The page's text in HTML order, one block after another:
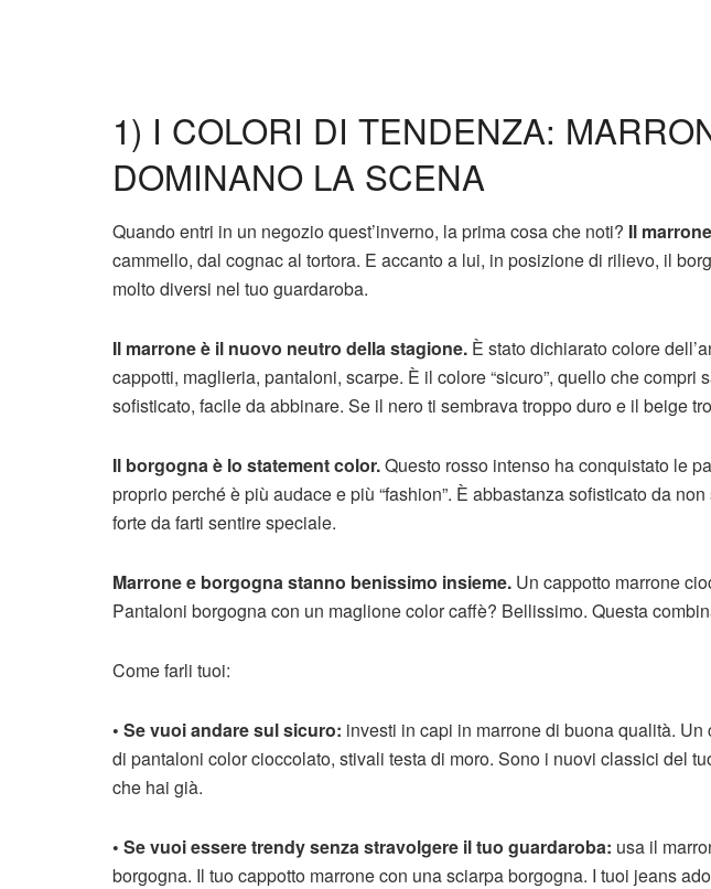
1) I COLORI DI TENDENZA:
DOMINANO LA SCENA
Quando entri in un negozio quest’inverno, la prima cosa che noti? Il
cammello, dal cognac al tortora. E accanto a lui, in posizione di rilievo, il
molto diversi nel tuo guardaroba.
Il marrone è il nuovo neutro della stagione. È stato dichiarato colore
cappotti, maglieria, pantaloni, scarpe. È il colore “sicuro”, quello che compri
sofisticato, facile da abbinare. Se il nero ti sembrava troppo duro e il beige
Il borgogna è lo statement color.Questo rosso intenso ha conquistato le
proprio perché è più audace e più “fashion”. È abbastanza sofisticato da
forte da farti sentire speciale.
Marrone e borgogna stanno benissimo insieme. Un cappotto marrone
Pantaloni borgogna con un maglione color caffè? Bellissimo. Questa
Come farli tuoi:
• Se vuoi andare sul sicuro: investi in capi in marrone di buona qualità.
di pantaloni color cioccolato, stivali testa di moro. Sono i nuovi classici del
che hai già.
• Se vuoi essere trendy senza stravolgere il tuo guardaroba: usa il
borgogna. Il tuo cappotto marrone con una sciarpa borgogna. I tuoi jeans